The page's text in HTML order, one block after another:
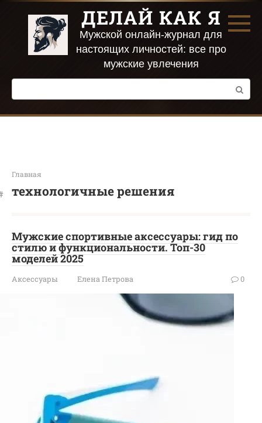
Перейти
контенту
ДЕЛАЙ КАК Я
Мужской онлайн-журнал для
настоящих личностей: все про
мужские увлечения
Поиск:
Главная
технологичные решения
Мужские спортивные аксессуары: гид по
стилю и функциональности. Топ-30
моделей 2025
Аксессуары Елена Петрова 0